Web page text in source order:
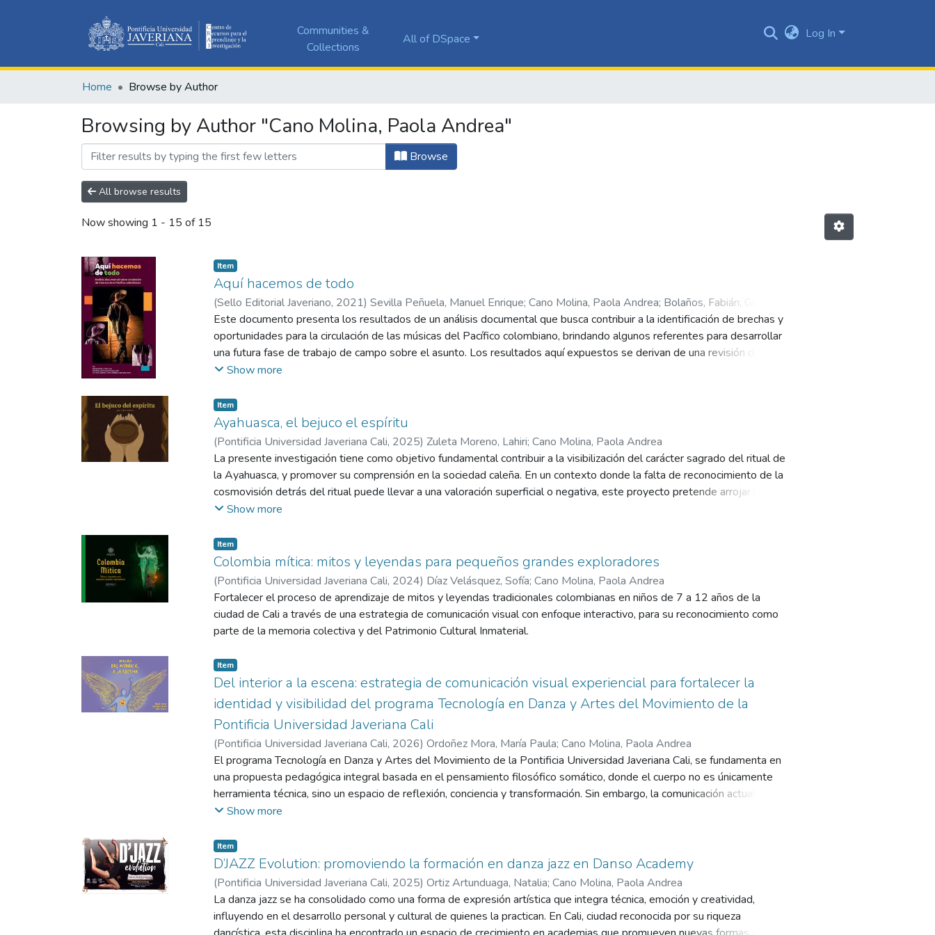
Communities &
Collections
All of DSpace Log In
Home Browse by Author
Browsing by Author "Cano Molina, Paola Andrea"
Browse
All browse results
Now showing 1 - 15 of 15
Item
Aquí hacemos de todo
(Sello Editorial Javeriano, 2021) Sevilla Peñuela, Manuel Enrique; Cano Molina, Paola Andrea; Bolaños, Fabián;
Sotelo, Yurani;Cortés, Ana Lucía
Este documento presenta los resultados de un análisis documental que busca contribuir a la identificación de brechas y
oportunidades para la circulación de las músicas del Pacífico colombiano, brindando algunos referentes para desarrollar
una futura fase de trabajo de campo sobre el asunto. Los resultados aquí expuestos se derivan de una revisión de
literatura realizada a finales de 2020, sobre acciones implementadas desde la política pública y el sector privado en la
investigaciones, informes o estudios realizados por instituciones académicas de la región o nacionales, en relación con la
circulación de las músicas del Pacífico y con campos de acción asociados. Este proceso se llevó a cabo por invitación del
Ministerio de Cultura de Colombia y estuvo en cabeza de un equipo de investigadores adscritos a la Pontificia
Universidad Javeriana Cali: los profesores Manuel Sevilla y Paola Cano, y los asistentes de investigación Yurani Guevara,
Fabián Bolaños y Ana Lucía Cortés. El análisis de la información contó con la valiosa colaboración de tres de consultores
independientes basados en los departamentos de Chocó, Nariño y Cauca, los maestros Leonidas Valencia, Paola Navia
y Claudia Cruz, respectivamente.
Show more
Item
Ayahuasca, el bejuco el espíritu
(Pontificia Universidad Javeriana Cali, 2025) Zuleta Moreno, Lahiri; Cano Molina, Paola Andrea
La presente investigación tiene como objetivo fundamental contribuir a la visibilización del carácter sagrado del ritual de
la Ayahuasca, y promover su comprensión en la sociedad caleña. En un contexto donde la falta de reconocimiento de la
cosmovisión detrás del ritual puede llevar a una valoración superficial o negativa, este proyecto pretende arrojar luz
sobre la importancia ritual de la Ayahuasca utilizando el diseño de comunicación visual como una herramienta clave para
Show more
Item
Colombia mítica: mitos y leyendas para pequeños grandes exploradores
(Pontificia Universidad Javeriana Cali, 2024) Díaz Velásquez, Sofía; Cano Molina, Paola Andrea
Fortalecer el proceso de aprendizaje de mitos y leyendas tradicionales colombianas en niños de 7 a 12 años de la
ciudad de Cali a través de una estrategia de comunicación visual con enfoque interactivo, para su reconocimiento como
parte de la memoria colectiva y del Patrimonio Cultural Inmaterial.
Item
Del interior a la escena: estrategia de comunicación visual experiencial para fortalecer la
identidad y visibilidad del programa Tecnología en Danza y Artes del Movimiento de la
Pontificia Universidad Javeriana Cali
(Pontificia Universidad Javeriana Cali, 2026) Ordoñez Mora, María Paula; Cano Molina, Paola Andrea
El programa Tecnología en Danza y Artes del Movimiento de la Pontificia Universidad Javeriana Cali, se fundamenta en
una propuesta pedagógica integral basada en el pensamiento filosófico somático, donde el cuerpo no es únicamente
herramienta técnica, sino un espacio de reflexión, conciencia y transformación. Sin embargo, la comunicación actual del
programa no logra visibilizar de manera clara esta profundidad formativa, lo que genera una brecha entre su identidad
narrativa basada en diseño experiencial y metodología UX, con el propósito de traducir la esencia formativa del
programa en un sistema coherente de piezas físicas y digitales. La investigación incluyó entrevistas a la directora y
estudiantes, análisis de percepciones externas y revisión de piezas comunicativas actuales. Como resultado, se
construye el concepto rector “Del Interior a la Escena”, estructurado en cuatro etapas que representan el proceso de
transformación del estudiante: Llegada, Acondicionamiento, Expansión y Proyección. La pieza central del sistema es un
folleto narrativo ilustrado que resignifica el documento institucional del pensum, integrando historia, información
Show more
Item
D’JAZZ Evolution: promoviendo la formación en danza jazz en Danso Academy
(Pontificia Universidad Javeriana Cali, 2025) Ortiz Artunduaga, Natalia; Cano Molina, Paola Andrea
La danza jazz se ha consolidado como una forma de expresión artística que integra técnica, emoción y creatividad,
influyendo en el desarrollo personal y cultural de quienes la practican. En Cali, ciudad reconocida por su riqueza